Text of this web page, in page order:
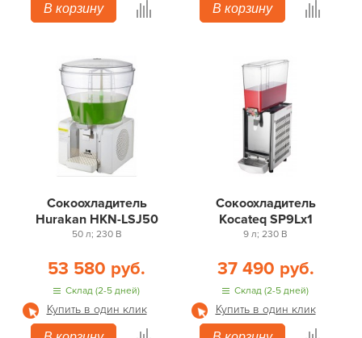
В корзину
В корзину
Сокоохладитель
Hurakan HKN-LSJ50
50 л; 230 В
53 580 руб.
Склад (2-5 дней)
Купить в один клик
Сокоохладитель
Kocateq SP9Lx1
9 л; 230 В
37 490 руб.
Склад (2-5 дней)
Купить в один клик